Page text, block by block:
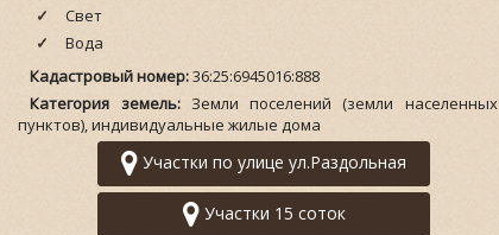
Свет
Вода
Кадастровый номер:36:25:6945016:888
Категория земель:Земли поселений (земли населенных
пунктов), индивидуальные жилые дома
Участки по улице ул.Раздольная
Участки 15 соток